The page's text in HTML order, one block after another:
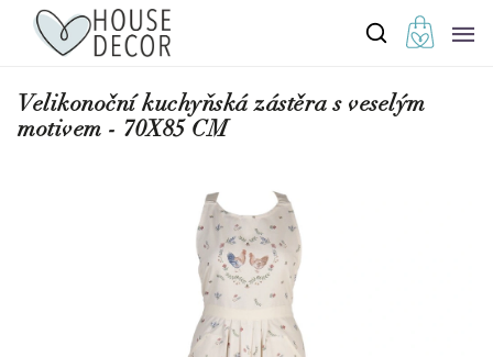
Velikonoční kuchyňská zástěra s veselým
motivem - 70X85 CM